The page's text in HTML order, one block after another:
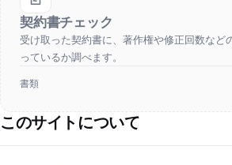
契約書チェック
受け取った契約書に、著作権や修正回数など
っているか調べます。
書類
このサイトについて